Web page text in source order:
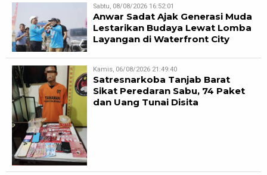
Sabtu, 08/08/2026 16:52:01
Anwar Sadat Ajak Generasi Muda
Lestarikan Budaya Lewat Lomba
Layangan di Waterfront City
Kamis, 06/08/2026 21:49:40
Satresnarkoba Tanjab Barat
Sikat Peredaran Sabu, 74 Paket
dan Uang Tunai Disita